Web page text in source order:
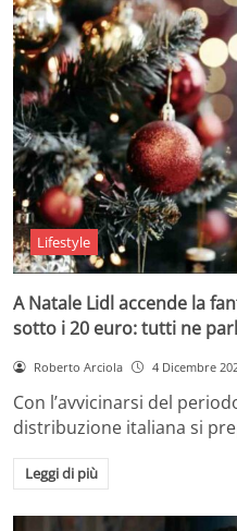
Lifestyle
A Natale Lidl accende la
sotto i 20 euro: tutti ne
Roberto Arciola 4 Dicembre
Con l’avvicinarsi del
distribuzione italiana si
Leggi di più